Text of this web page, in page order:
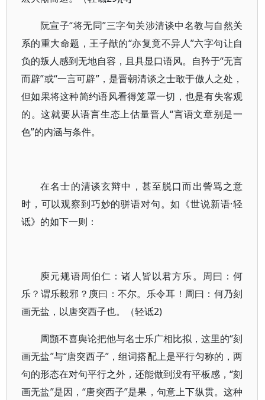
阮宣子“将无同”三字句关涉清谈中名教与自然关
系的重大命题，王子猷的“亦复竟不异人”六字句让自
负的叛人感到无地自容，且具显口语风。自矜于“无言
而辟”或“一言可辟”，是晋朝清谈之士敢于傲人之处，
但如果将这种简约语风看得笼罩一切，也是有失客观
的。这就要从语言生态上估量晋人“言语文章别是一
色”的内涵与条件。
在名士的清谈玄辩中，甚至脱口而出訾骂之意
时，可以观察到巧妙的骈语对句。如《世说新语·轻
诋》的如下一则：
庾元规语周伯仁：诸人皆以君方乐。周曰：何
乐？谓乐毅邪？庾曰：不尔。乐令耳！周曰：何乃刻
画无盐，以唐突西子也。（轻诋2)
周顗不喜舆论把他与名士乐广相比拟，这里的“刻
画无盐”与“唐突西子”，组词搭配上是平行匀称的，两
句的形态在对句平行之外，还能做到没有平板感，“刻
画无盐”是因，“唐突西子”是果，句意上下纵贯。这种